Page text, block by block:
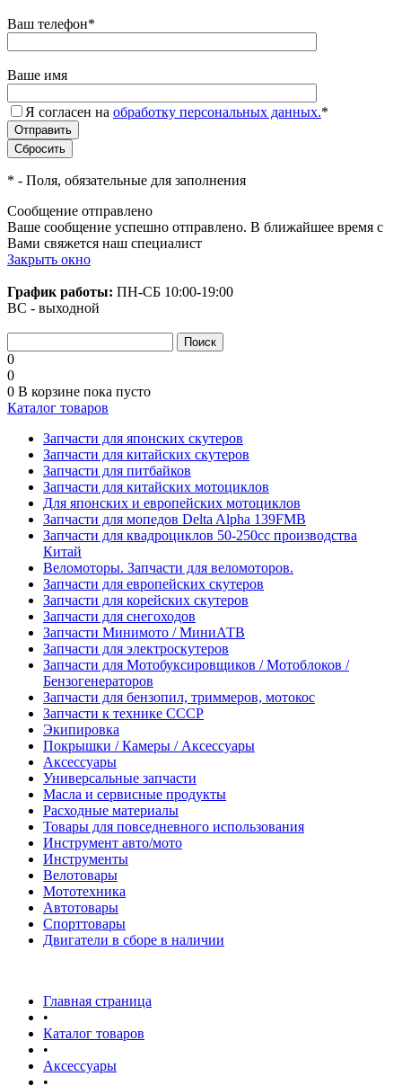
Ваш телефон*
Ваше имя
Я согласен на обработку персональных данных.*
* - Поля, обязательные для заполнения
Сообщение отправлено
Ваше сообщение успешно отправлено. В ближайшее время с
Вами свяжется наш специалист
Закрыть окно
График работы: ПН-СБ 10:00-19:00
ВС - выходной
0
0
0 В корзине пока пусто
Каталог товаров
Запчасти для японских скутеров
Запчасти для китайских скутеров
Запчасти для питбайков
Запчасти для китайских мотоциклов
Для японских и европейских мотоциклов
Запчасти для мопедов Delta Alpha 139FMB
Запчасти для квадроциклов 50-250сс производства
Китай
Веломоторы. Запчасти для веломоторов.
Запчасти для европейских скутеров
Запчасти для корейских скутеров
Запчасти для снегоходов
Запчасти Минимото / МиниАТВ
Запчасти для электроскутеров
Запчасти для Мотобуксировщиков / Мотоблоков /
Бензогенераторов
Запчасти для бензопил, триммеров, мотокос
Запчасти к технике СССР
Экипировка
Покрышки / Камеры / Аксессуары
Аксессуары
Универсальные запчасти
Масла и сервисные продукты
Расходные материалы
Товары для повседневного использования
Инструмент авто/мото
Инструменты
Велотовары
Мототехника
Автотовары
Спорттовары
Двигатели в сборе в наличии
Главная страница
•
Каталог товаров
•
Аксессуары
•